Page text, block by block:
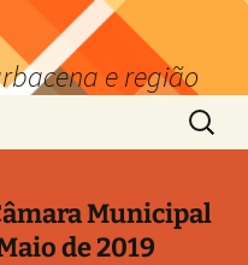
e região
por:
Municipal
de 2019